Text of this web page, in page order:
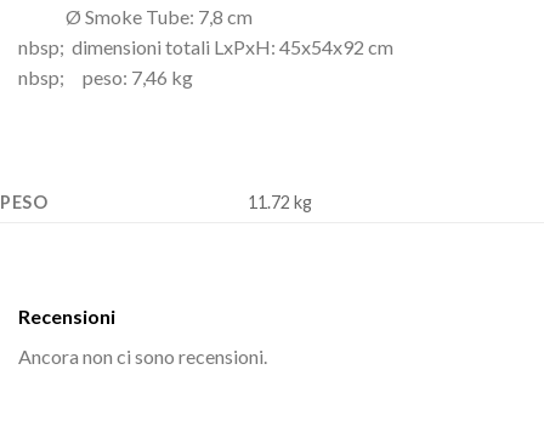
Ø Smoke Tube: 7,8 cm
nbsp; dimensioni totali LxPxH: 45x54x92 cm
nbsp; peso: 7,46 kg
PESO 11.72 kg
Recensioni
Ancora non ci sono recensioni.